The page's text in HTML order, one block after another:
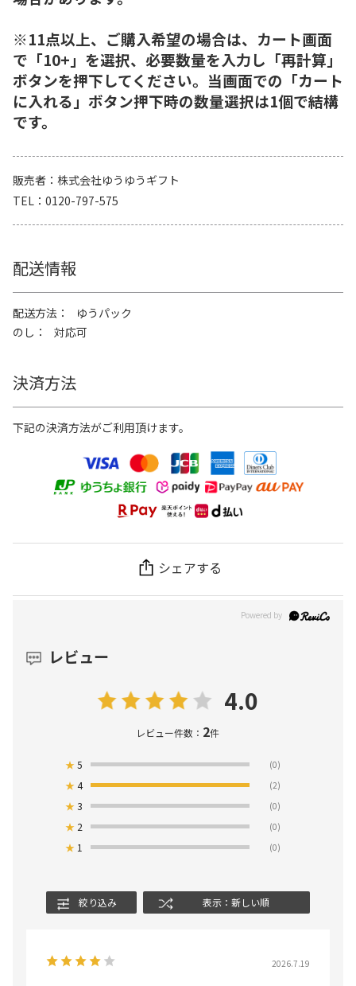
※11点以上、ご購入希望の場合は、カート画面
で「10+」を選択、必要数量を入力し「再計算」
ボタンを押下してください。当画面での「カート
に入れる」ボタン押下時の数量選択は1個で結構
です。
販売者
株式会社ゆうゆうギフト
TEL
0120-797-575
配送情報
配送方法
ゆうパック
のし
対応可
決済方法
下記の決済方法がご利用頂けます。
シェアする
レビュー
4.0
レビュー件数： 2件
★5 (0)
★4 (2)
★3 (0)
★ 2 (0)
★ 1 (0)
絞り込み 表示：新しい順
2026.7.19